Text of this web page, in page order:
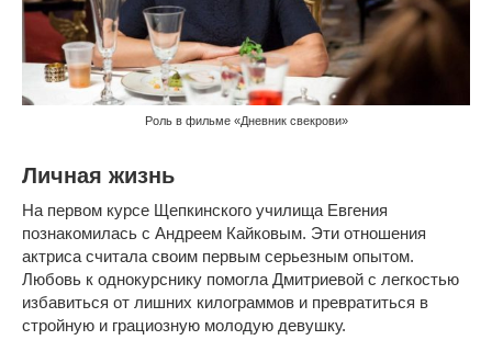
Роль в фильме «Дневник свекрови»
Личная жизнь
На первом курсе Щепкинского училища Евгения
познакомилась с Андреем Кайковым. Эти отношения
актриса считала своим первым серьезным опытом.
Любовь к однокурснику помогла Дмитриевой с легкостью
избавиться от лишних килограммов и превратиться в
стройную и грациозную молодую девушку.